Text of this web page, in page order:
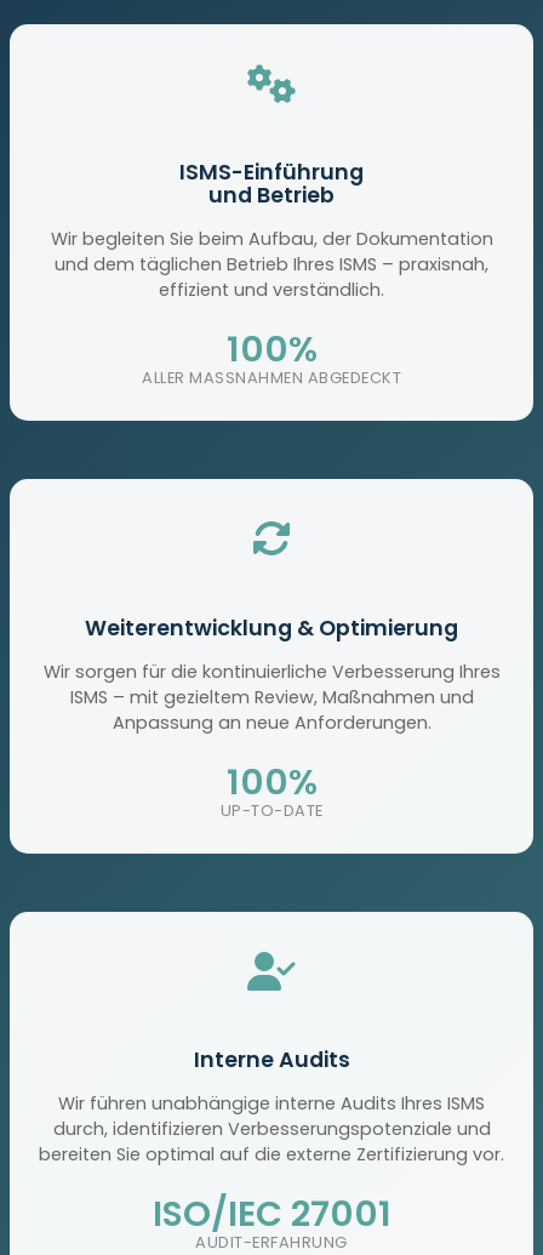
ISMS-Einführung
und Betrieb
Wir begleiten Sie beim Aufbau, der Dokumentation
und dem täglichen Betrieb Ihres ISMS – praxisnah,
effizient und verständlich.
100%
ALLER MASSNAHMEN ABGEDECKT
Weiterentwicklung & Optimierung
Wir sorgen für die kontinuierliche Verbesserung Ihres
ISMS – mit gezieltem Review, Maßnahmen und
Anpassung an neue Anforderungen.
100%
UP-TO-DATE
Interne Audits
Wir führen unabhängige interne Audits Ihres ISMS
durch, identifizieren Verbesserungspotenziale und
bereiten Sie optimal auf die externe Zertifizierung vor.
ISO/IEC 27001
AUDIT-ERFAHRUNG